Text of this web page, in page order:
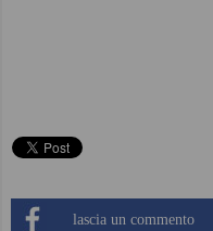
lascia un commento